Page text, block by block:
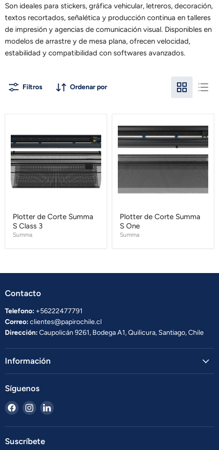
Son ideales para stickers, gráfica vehicular, letreros, decoración,
textos recortados, señalética y producción continua en talleres
de impresión y agencias de comunicación visual. Disponibles en
modelos de arrastre y de mesa plana, ofrecen velocidad,
estabilidad y compatibilidad con softwares avanzados.
Filtros Ordenar por
Corte
Summa
S
Class
3
Plotter de Corte Summa
S Class 3
Summa
de
Corte
Summa
S
One
Plotter de Corte Summa
S One
Summa
Contacto
Telefono: +56222477791
Correo:clientes@papirochile.cl
Dirección:Caupolicán 9261, Bodega A1, Quilicura, Santiago, Chile
Información
Síguenos
Encuéntrenos
en
Facebook
Encuéntrenos
en
Instagram
Encuéntrenos
LinkedIn
Suscríbete